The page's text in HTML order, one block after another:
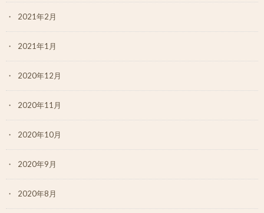
2021年2月
2021年1月
2020年12月
2020年11月
2020年10月
2020年9月
2020年8月